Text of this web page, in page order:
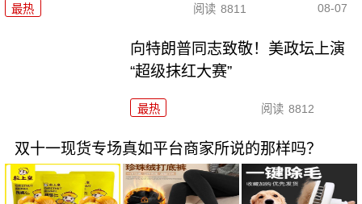
最热 阅读 8811 08-07
向特朗普同志致敬！美政坛上演
“超级抹红大赛”
最热 阅读 8812
双十一现货专场真如平台商家所说的那样吗？